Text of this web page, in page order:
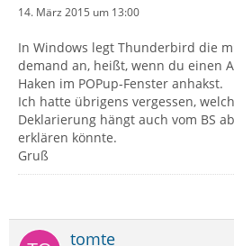
14. März 2015 um 13:00
In Windows legt Thunderbird die
demand an, heißt, wenn du einen
Haken im POPup-Fenster anhakst.
Ich hatte übrigens vergessen,
Deklarierung hängt auch vom BS
erklären könnte.
Gruß
tomte